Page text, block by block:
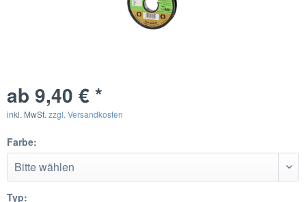
ab 9,40 € *
inkl. MwSt. zzgl. Versandkosten
Farbe:
Typ: